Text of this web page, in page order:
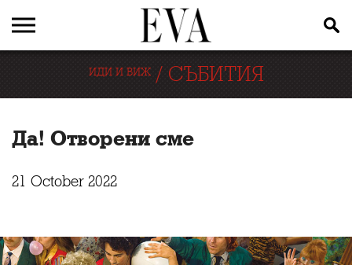
ИДИ И ВИЖ/ СЪБИТИЯ
Да! Отворени сме
21 October 2022